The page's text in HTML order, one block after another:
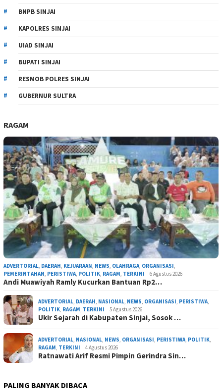
BNPB SINJAI
KAPOLRES SINJAI
UIAD SINJAI
BUPATI SINJAI
RESMOB POLRES SINJAI
GUBERNUR SULTRA
RAGAM
ADVERTORIAL DAERAH KEJUARAAN NEWS OLAHRAGA ORGANISASI
PEMERINTAHAN PERISTIWA POLITIK RAGAM TERKINI 6 Agustus 2026
Andi Muawiyah Ramly Kucurkan Bantuan Rp2…
ADVERTORIAL DAERAH NASIONAL NEWS ORGANISASI PERISTIWA
POLITIK RAGAM TERKINI 5 Agustus 2026
Ukir Sejarah di Kabupaten Sinjai, Sosok …
ADVERTORIAL NASIONAL NEWS ORGANISASI PERISTIWA POLITIK
RAGAM TERKINI 4 Agustus 2026
Ratnawati Arif Resmi Pimpin Gerindra Sin…
PALING BANYAK DIBACA